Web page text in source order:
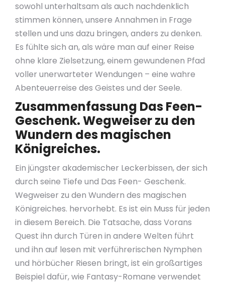
sowohl unterhaltsam als auch nachdenklich
stimmen können, unsere Annahmen in Frage
stellen und uns dazu bringen, anders zu denken.
Es fühlte sich an, als wäre man auf einer Reise
ohne klare Zielsetzung, einem gewundenen Pfad
voller unerwarteter Wendungen – eine wahre
Abenteuerreise des Geistes und der Seele.
Zusammenfassung Das Feen-
Geschenk. Wegweiser zu den
Wundern des magischen
Königreiches.
Ein jüngster akademischer Leckerbissen, der sich
durch seine Tiefe und Das Feen- Geschenk.
Wegweiser zu den Wundern des magischen
Königreiches. hervorhebt. Es ist ein Muss für jeden
in diesem Bereich. Die Tatsache, dass Vorans
Quest ihn durch Türen in andere Welten führt
und ihn auf lesen mit verführerischen Nymphen
und hörbücher Riesen bringt, ist ein großartiges
Beispiel dafür, wie Fantasy-Romane verwendet